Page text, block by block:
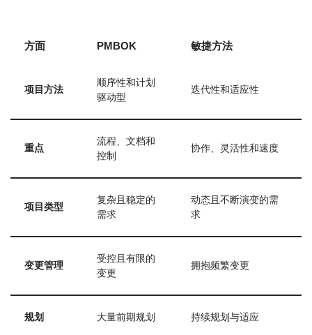
方面 PMBOK 敏捷方法
项目方法
顺序性和计划
驱动型
迭代性和适应性
重点
流程、文档和
控制
协作、灵活性和速度
项目类型
复杂且稳定的
需求
动态且不断演变的需
求
变更管理
受控且有限的
变更
拥抱频繁变更
规划 大量前期规划 持续规划与适应